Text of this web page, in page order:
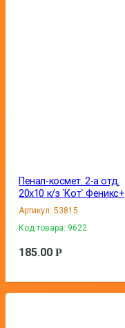
Пенал-космет. 2-а отд.
20х10 к/з `Кот` Феникс+
Артикул:53815
Код товара: 9622
185.00Р